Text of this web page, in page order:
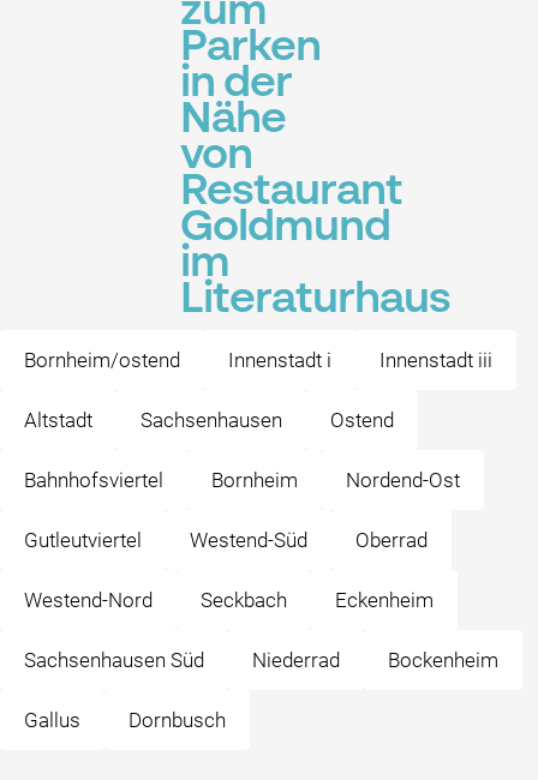
zum
Parken
in der
Nähe
von
Restaurant
Goldmund
im
Literaturhaus
Bornheim/ostend Innenstadt i Innenstadt iii
Altstadt Sachsenhausen Ostend
Bahnhofsviertel Bornheim Nordend-Ost
Gutleutviertel Westend-Süd Oberrad
Westend-Nord Seckbach Eckenheim
Sachsenhausen Süd Niederrad Bockenheim
Gallus Dornbusch